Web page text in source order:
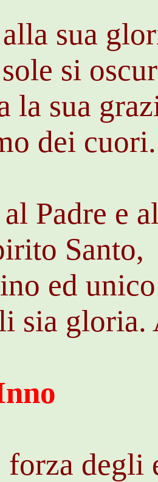
sua
si
la sua
dei cuori.
Padre e
Santo,
ed unico
sia gloria.
forza degli